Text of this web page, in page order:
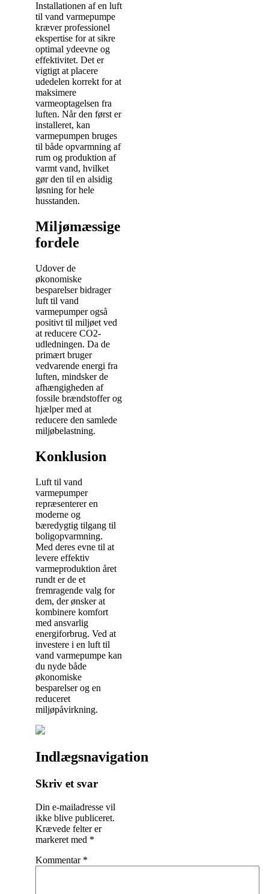
Installationen af en luft
til vand varmepumpe
kræver professionel
ekspertise for at sikre
optimal ydeevne og
effektivitet. Det er
vigtigt at placere
udedelen korrekt for at
maksimere
varmeoptagelsen fra
luften. Når den først er
installeret, kan
varmepumpen bruges
til både opvarmning af
rum og produktion af
varmt vand, hvilket
gør den til en alsidig
løsning for hele
husstanden.
Miljømæssige
fordele
Udover de
økonomiske
besparelser bidrager
luft til vand
varmepumper også
positivt til miljøet ved
at reducere CO2-
udledningen. Da de
primært bruger
vedvarende energi fra
luften, mindsker de
afhængigheden af
fossile brændstoffer og
hjælper med at
reducere den samlede
miljøbelastning.
Konklusion
Luft til vand
varmepumper
repræsenterer en
moderne og
bæredygtig tilgang til
boligopvarmning.
Med deres evne til at
levere effektiv
varmeproduktion året
rundt er de et
fremragende valg for
dem, der ønsker at
kombinere komfort
med ansvarlig
energiforbrug. Ved at
investere i en luft til
vand varmepumpe kan
du nyde både
økonomiske
besparelser og en
reduceret
miljøpåvirkning.
Indlægsnavigation
Skriv et svar
Din e-mailadresse vil
ikke blive publiceret.
Krævede felter er
markeret med *
Kommentar *